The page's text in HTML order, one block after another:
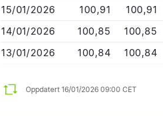
15/01/2026
100,91 100,91
14/01/2026
100,85 100,85
13/01/2026
100,84 100,84
Oppdatert 16/01/2026 09:00 CET